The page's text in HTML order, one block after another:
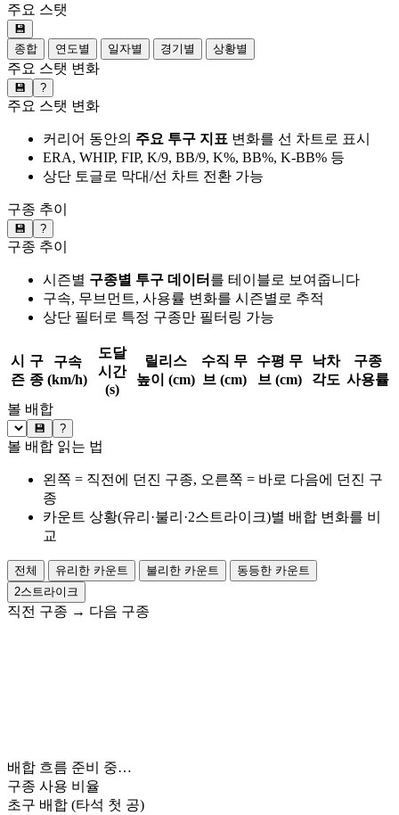
주요 스탯
💾
종합
연도별 일자별 경기별 상황별
주요 스탯 변화
💾 ?
주요 스탯 변화
커리어 동안의 주요 투구 지표 변화를 선 차트로 표시
ERA, WHIP, FIP, K/9, BB/9, K%, BB%, K-BB% 등
상단 토글로 막대/선 차트 전환 가능
구종 추이
💾 ?
구종 추이
시즌별 구종별 투구 데이터 를 테이블로 보여줍니다
구속, 무브먼트, 사용률 변화를 시즌별로 추적
상단 필터로 특정 구종만 필터링 가능
시
즌
구
종
구속
(km/h)
도달
시간
(s)
릴리스
높이 (cm)
수직 무
브 (cm)
수평 무
브 (cm)
낙차
각도
구종
사용률
볼 배합
💾 ?
볼 배합 읽는 법
왼쪽 = 직전에 던진 구종, 오른쪽 = 바로 다음에 던진 구
종
카운트 상황(유리·불리·2스트라이크)별 배합 변화를 비
교
전체 유리한 카운트 불리한 카운트
동등한 카운트
2스트라이크
직전 구종 → 다음 구종
배합 흐름 준비 중…
구종 사용 비율
초구 배합 (타석 첫 공)